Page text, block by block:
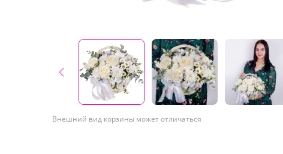
Внешний вид корзины может отличаться